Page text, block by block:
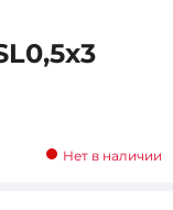
Нет в наличии